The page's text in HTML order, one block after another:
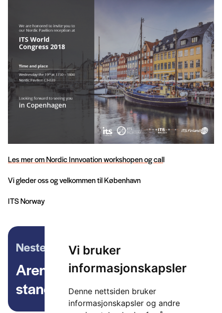
Vi bruker
informasjonskapsler
Denne nettsiden bruker
informasjonskapsler og andre
Les mer om Nordic Innvoation workshopen og call
Vi gleder oss og velkommen til København
ITS Norway
Neste artikkel
Arendalsuka 2018 –
standardisering i fokus